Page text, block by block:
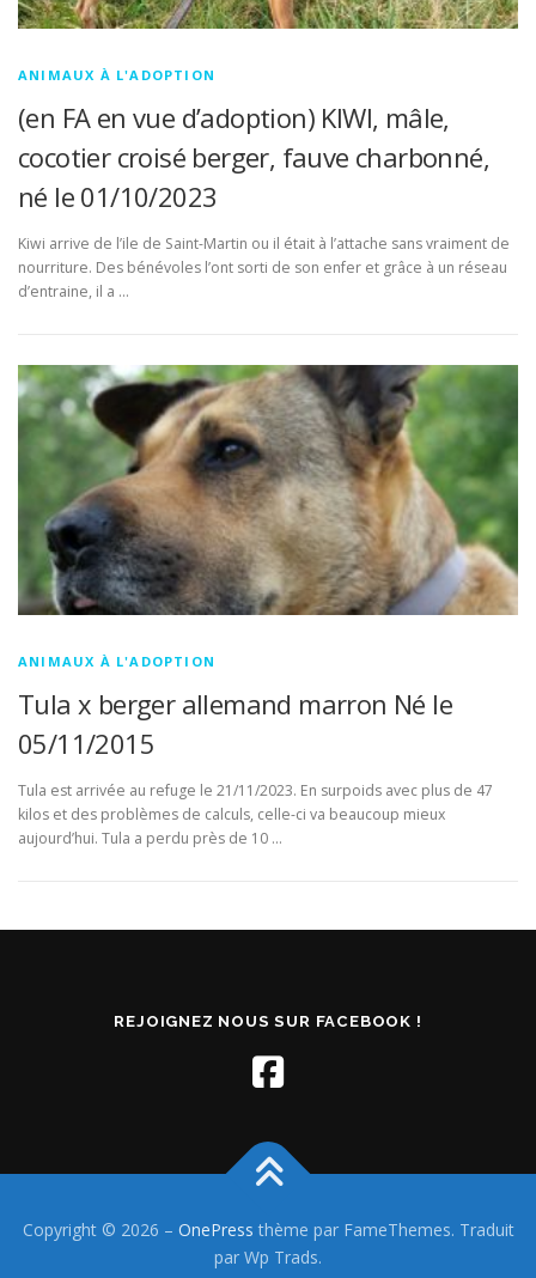
ANIMAUX À L'ADOPTION
(en FA en vue d’adoption) KIWI, mâle,
cocotier croisé berger, fauve charbonné,
né le 01/10/2023
Kiwi arrive de l’ile de Saint-Martin ou il était à l’attache sans vraiment de
nourriture. Des bénévoles l’ont sorti de son enfer et grâce à un réseau
d’entraine, il a …
ANIMAUX À L'ADOPTION
Tula x berger allemand marron Né le
05/11/2015
Tula est arrivée au refuge le 21/11/2023. En surpoids avec plus de 47
kilos et des problèmes de calculs, celle-ci va beaucoup mieux
aujourd’hui. Tula a perdu près de 10 …
REJOIGNEZ NOUS SUR FACEBOOK !
Copyright © 2026 – OnePress thème par FameThemes. Traduit
par Wp Trads.